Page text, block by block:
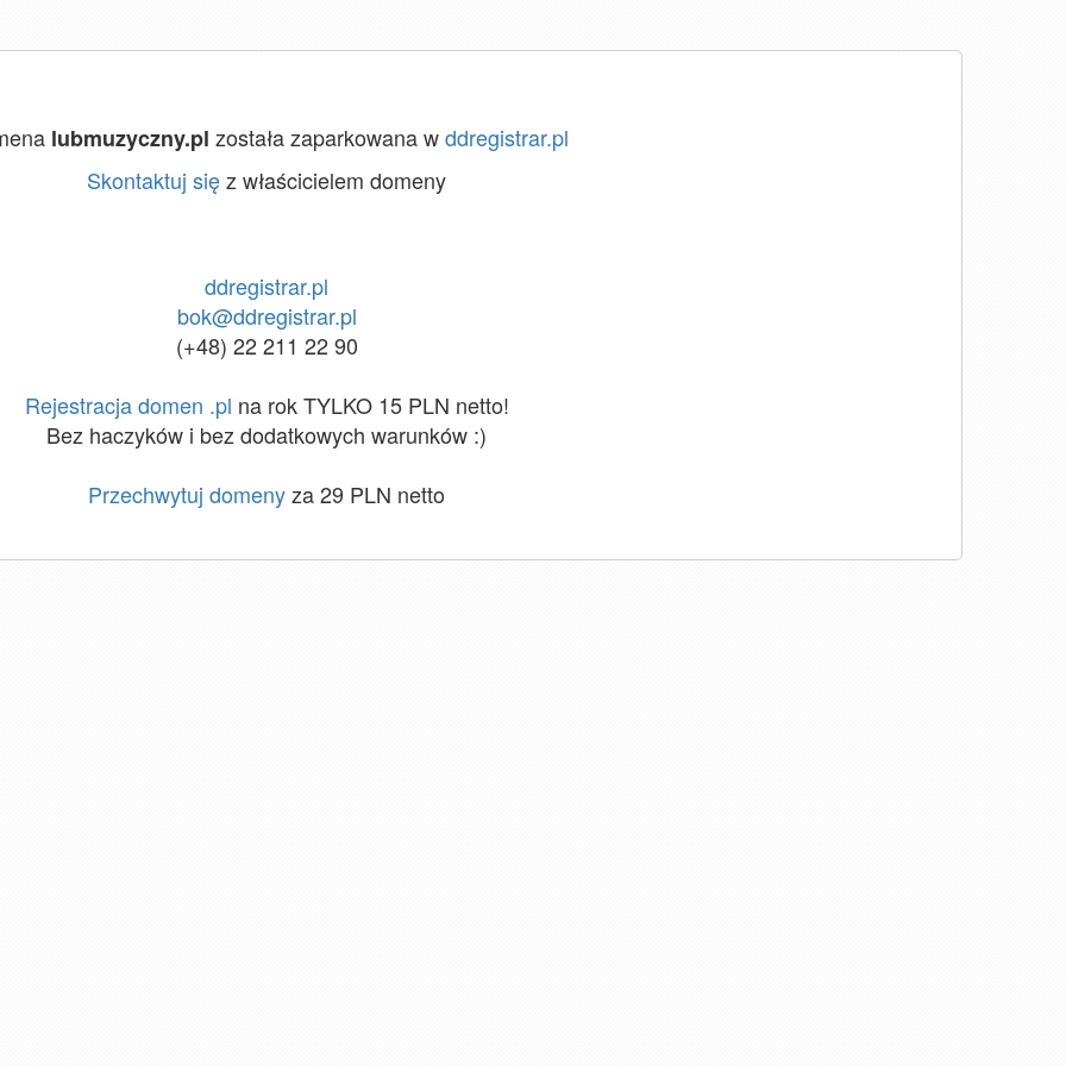
lubmuzyczny.pl została zaparkowana wddregistrar.pl
Skontaktuj sięz właścicielem domeny
ddregistrar.pl
bok@ddregistrar.pl
(+48) 22 211 22 90
Rejestracja domen .pl na rok TYLKO 15 PLN netto!
Bez haczyków i bez dodatkowych warunków :)
Przechwytuj domenyza 29 PLN netto